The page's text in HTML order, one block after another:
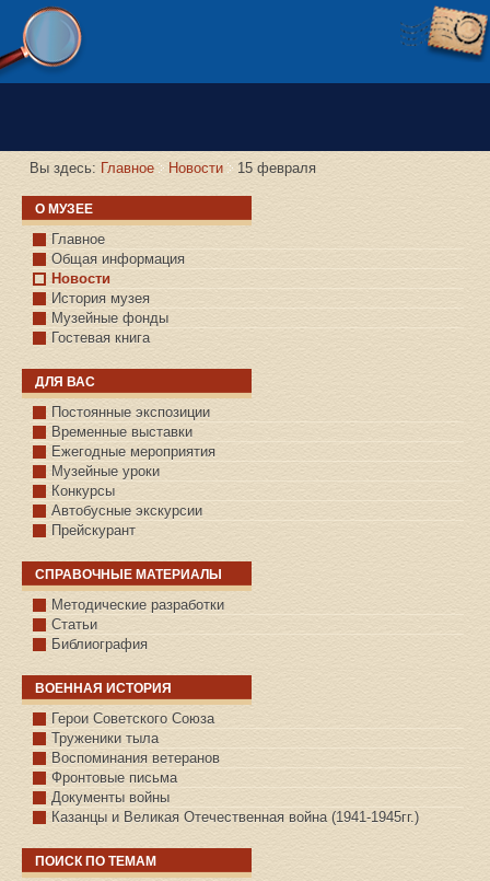
Версия сайта для слабовидящих
Вы здесь: Главное Новости 15 февраля
О МУЗЕЕ
Главное
Общая информация
Новости
История музея
Музейные фонды
Гостевая книга
ДЛЯ ВАС
Постоянные экспозиции
Временные выставки
Ежегодные мероприятия
Музейные уроки
Конкурсы
Автобусные экскурсии
Прейскурант
СПРАВОЧНЫЕ МАТЕРИАЛЫ
Методические разработки
Статьи
Библиография
ВОЕННАЯ ИСТОРИЯ
С.КАЗАНСКОЕ
Герои Советского Союза
Труженики тыла
Воспоминания ветеранов
Фронтовые письма
Документы войны
Казанцы и Великая Отечественная война (1941-1945гг.)
ПОИСК ПО ТЕМАМ